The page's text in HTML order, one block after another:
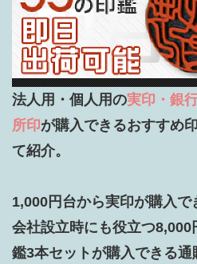
法人用・個人用の実印・銀
所印が購入できるおすすめ
て紹介。
1,000円台から実印が購入
会社設立時にも役立つ8,000
鑑3本セットが購入できる通